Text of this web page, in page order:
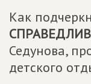
Как
Седунова,
детского